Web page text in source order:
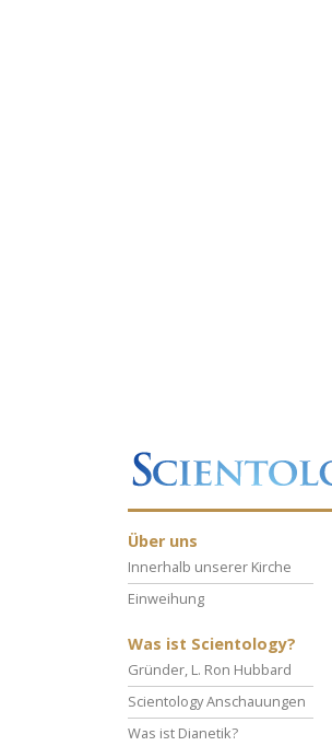
Über uns
Innerhalb unserer Kirche
Einweihung
Was ist Scientology?
Gründer, L. Ron Hubbard
Scientology Anschauungen
Was ist Dianetik?